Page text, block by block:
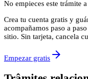
No empieces este trámite
Crea tu cuenta gratis y
acompañamos paso a
sitio. Sin tarjeta, cancela
Empezar gratis